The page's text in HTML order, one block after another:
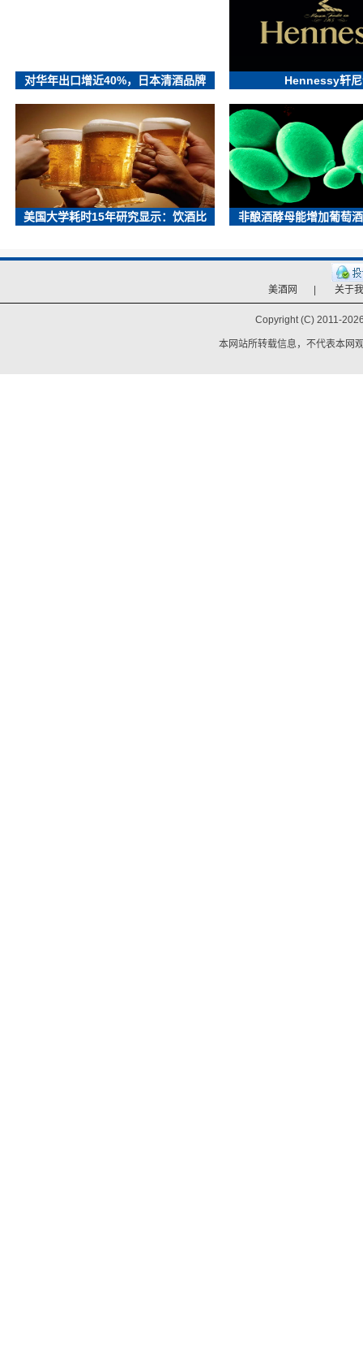
对华年出口增近40%，日本清酒品牌 Hennessy轩
美国大学耗时15年研究显示：饮酒比 非酿酒酵母能增加葡萄
美酒网 关于
Copyright (C) 2011-
本网站所转载信息，不代表本网